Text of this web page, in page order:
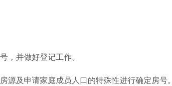
号，并做好登记工作。
源及申请家庭成员人口的特殊性进行确定房号。